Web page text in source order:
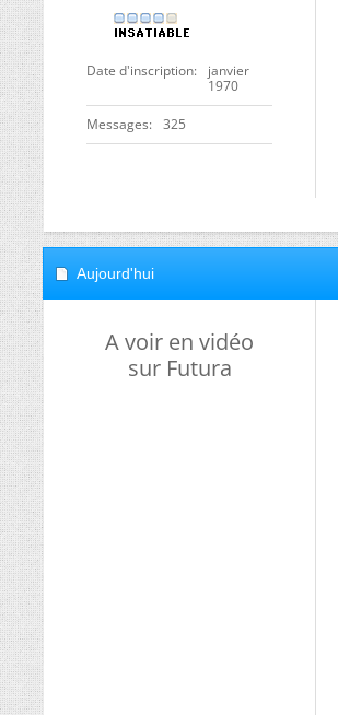
Date d'inscription
janvier
1970
Messages 325
Aujourd'hui
A voir en vidéo
sur Futura